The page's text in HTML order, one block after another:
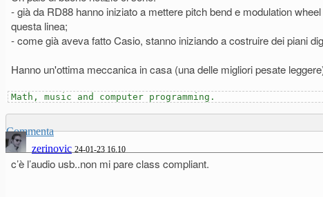
- già da RD88 hanno iniziato a mettere pitch bend e modulation
questa linea;
- come già aveva fatto Casio, stanno iniziando a costruire dei piani
Hanno un'ottima meccanica in casa (una delle migliori pesate
Math, music and computer programming.
Commenta
zerinovic 24-01-23 16.10
c’è l’audio usb..non mi pare class compliant.